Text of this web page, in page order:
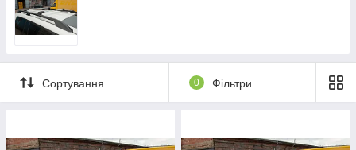
Сортування 0 Фільтри